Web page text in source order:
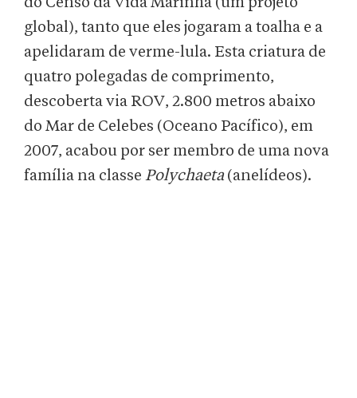
global), tanto que eles jogaram a toalha e a
apelidaram de verme-lula. Esta criatura de
quatro polegadas de comprimento,
descoberta via ROV, 2.800 metros abaixo
do Mar de Celebes (Oceano Pacífico), em
2007, acabou por ser membro de uma nova
família na classe Polychaeta (anelídeos).